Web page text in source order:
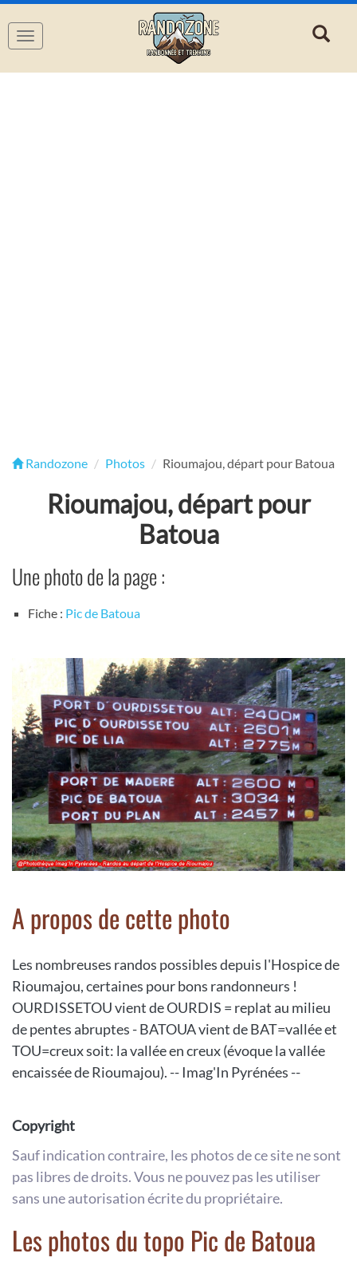
Navigation
Randozone Photos Rioumajou, départ pour Batoua
Rioumajou, départ pour
Batoua
Une photo de la page :
Fiche : Pic de Batoua
A propos de cette photo
Les nombreuses randos possibles depuis l'Hospice de
Rioumajou, certaines pour bons randonneurs !
OURDISSETOU vient de OURDIS = replat au milieu
de pentes abruptes - BATOUA vient de BAT=vallée et
TOU=creux soit: la vallée en creux (évoque la vallée
encaissée de Rioumajou). -- Imag'In Pyrénées --
Copyright
Sauf indication contraire, les photos de ce site ne sont
pas libres de droits. Vous ne pouvez pas les utiliser
sans une autorisation écrite du propriétaire.
Les photos du topo Pic de Batoua